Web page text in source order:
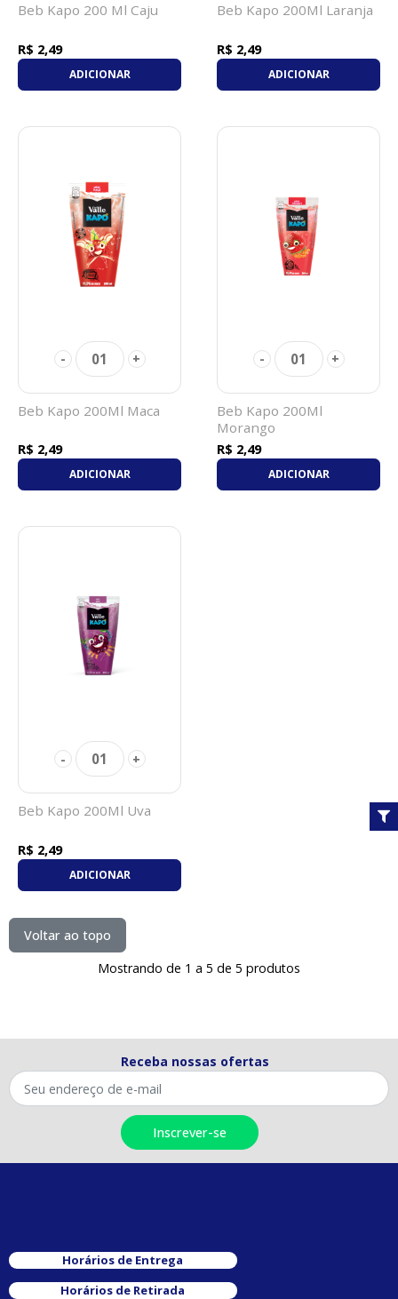
Beb Kapo 200 Ml Caju
R$ 2,49
ADICIONAR
Beb Kapo 200Ml Laranja
R$ 2,49
ADICIONAR
- 01 +
Beb Kapo 200Ml Maca
R$ 2,49
ADICIONAR
- 01 +
Beb Kapo 200Ml
Morango
R$ 2,49
ADICIONAR
- 01 +
Beb Kapo 200Ml Uva
R$ 2,49
ADICIONAR
Voltar ao topo
Mostrando de 1 a 5 de 5 produtos
Receba nossas ofertas
Horários de Entrega
Horários de Retirada